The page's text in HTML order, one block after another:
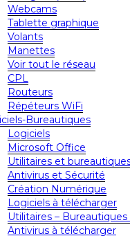
Webcams
Tablette graphique
Volants
Manettes
Voir tout le réseau
CPL
Routeurs
Répéteurs WiFi
Bureautiques
Logiciels
Microsoft Office
Utilitaires et
Antivirus et Sécurité
Création Numérique
Logiciels à télécharger
Utilitaires –
Antivirus à télécharger